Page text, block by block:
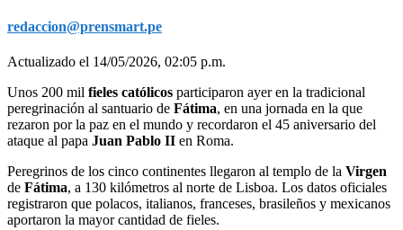
redaccion@prensmart.pe
Actualizado el 14/05/2026, 02:05 p.m.
Unos 200 mil fieles católicos participaron ayer en la tradicional
peregrinación al santuario de Fátima, en una jornada en la que
rezaron por la paz en el mundo y recordaron el 45 aniversario del
ataque al papa Juan Pablo II en Roma.
Peregrinos de los cinco continentes llegaron al templo de la Virgen
de Fátima, a 130 kilómetros al norte de Lisboa. Los datos oficiales
registraron que polacos, italianos, franceses, brasileños y mexicanos
aportaron la mayor cantidad de fieles.